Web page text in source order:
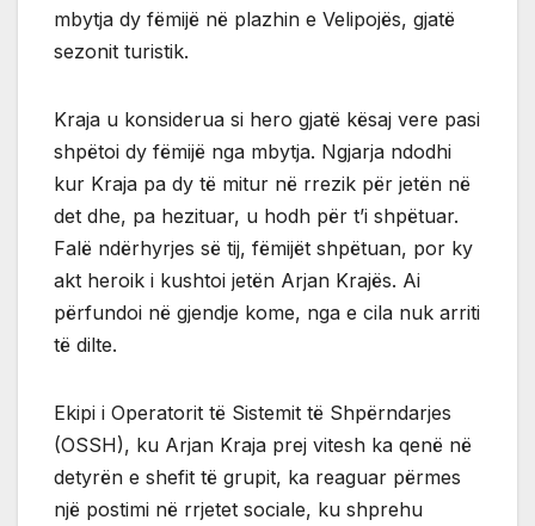
mbytja dy fëmijë në plazhin e Velipojës, gjatë
sezonit turistik.
Kraja u konsiderua si hero gjatë kësaj vere pasi
shpëtoi dy fëmijë nga mbytja. Ngjarja ndodhi
kur Kraja pa dy të mitur në rrezik për jetën në
det dhe, pa hezituar, u hodh për t’i shpëtuar.
Falë ndërhyrjes së tij, fëmijët shpëtuan, por ky
akt heroik i kushtoi jetën Arjan Krajës. Ai
përfundoi në gjendje kome, nga e cila nuk arriti
të dilte.
Ekipi i Operatorit të Sistemit të Shpërndarjes
(OSSH), ku Arjan Kraja prej vitesh ka qenë në
detyrën e shefit të grupit, ka reaguar përmes
një postimi në rrjetet sociale, ku shprehu